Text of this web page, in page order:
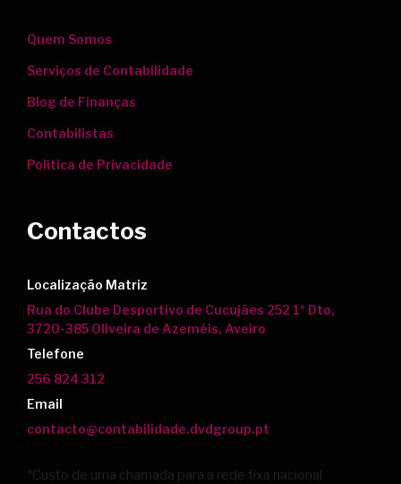
Quem Somos
Serviços de Contabilidade
Blog de Finanças
Contabilistas
Política de Privacidade
Contactos
Localização Matriz
Rua do Clube Desportivo de Cucujães 252 1º Dto,
3720-385 Oliveira de Azeméis, Aveiro
Telefone
256 824 312
Email
contacto@contabilidade.dvdgroup.pt
*Custo de uma chamada para a rede fixa nacional